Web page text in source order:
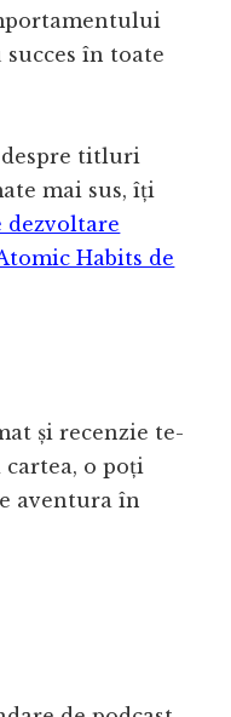
în toate
despre titluri
mai sus, îți
dezvoltare
Habits de
și recenzie te-
cartea, o poți
aventura în